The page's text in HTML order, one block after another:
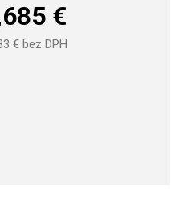
€
€ bez DPH